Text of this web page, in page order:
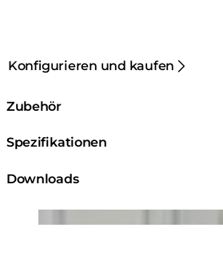
Konfigurieren und kaufen
Zubehör
Spezifikationen
Downloads